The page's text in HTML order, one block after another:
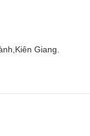
Giang.